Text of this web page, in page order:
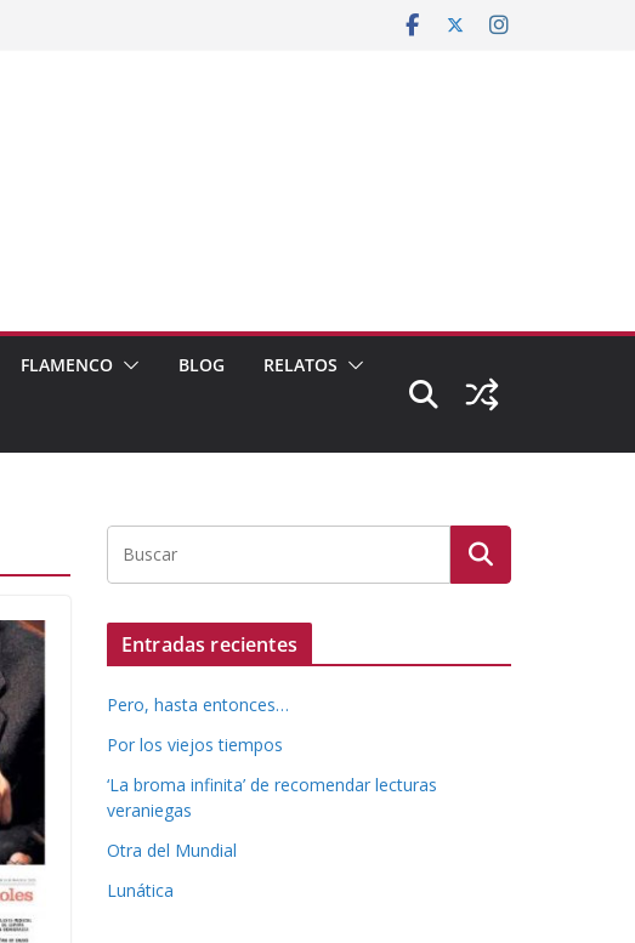
FLAMENCO BLOG RELATOS
Entradas recientes
Pero, hasta entonces…
Por los viejos tiempos
‘La broma infinita’ de recomendar lecturas
veraniegas
Otra del Mundial
Lunática